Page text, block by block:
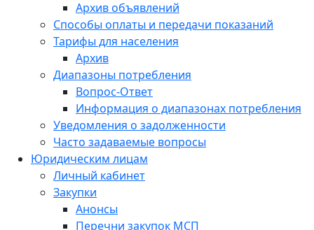
Архив объявлений
Способы оплаты и передачи показаний
Тарифы для населения
Архив
Диапазоны потребления
Вопрос-Ответ
Информация о диапазонах потребления
Уведомления о задолженности
Часто задаваемые вопросы
Юридическим лицам
Личный кабинет
Закупки
Анонсы
Перечни закупок МСП